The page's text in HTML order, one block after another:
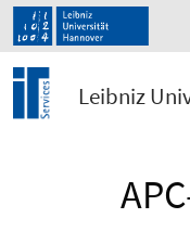
Leibniz